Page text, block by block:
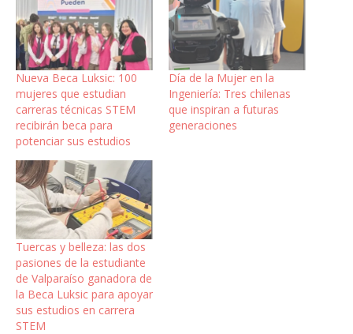
Nueva Beca Luksic: 100
mujeres que estudian
carreras técnicas STEM
recibirán beca para
potenciar sus estudios
Día de la Mujer en la
Ingeniería: Tres chilenas
que inspiran a futuras
generaciones
Tuercas y belleza: las dos
pasiones de la estudiante
de Valparaíso ganadora de
la Beca Luksic para apoyar
sus estudios en carrera
STEM